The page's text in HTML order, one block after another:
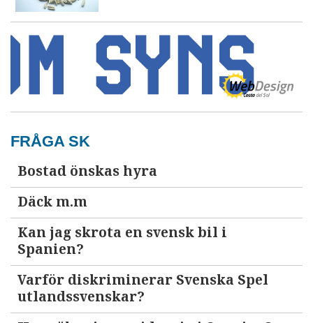
FRÅGA SK
Bostad önskas hyra
Däck m.m
Kan jag skrota en svensk bil i
Spanien?
Varför diskriminerar Svenska Spel
utlandssvenskar?